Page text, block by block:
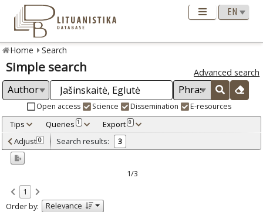
Home Search
Simple search Advanced search
Open access Science Dissemination E-resources
Tips Queries 1 Export 0
Adjusted by criteria 0
Year
Refine
Open access
Scientific publications 3
Adjust 0 Search results: 3
1/3
1
Order by:
Relevance